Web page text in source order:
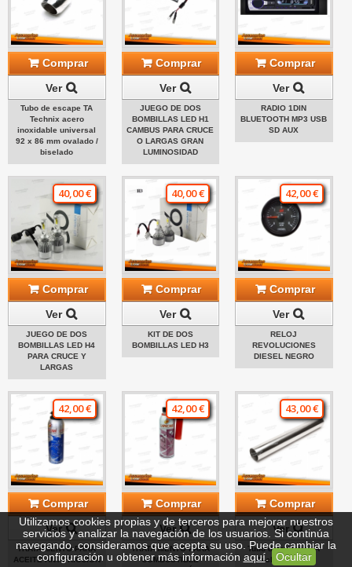
Comprar
Ver
Tubo de escape TA
Technix acero
inoxidable universal
92 x 86 mm ovalado /
biselado
Comprar
Ver
JUEGO DE DOS
BOMBILLAS LED H1
CAMBUS PARA CRUCE
O LARGAS GRAN
LUMINOSIDAD
Comprar
Ver
RADIO 1DIN
BLUETOOTH MP3 USB
SD AUX
40,00 €
Comprar
Ver
JUEGO DE DOS
BOMBILLAS LED H4
PARA CRUCE Y
LARGAS
40,00 €
Comprar
Ver
KIT DE DOS
BOMBILLAS LED H3
42,00 €
Comprar
Ver
RELOJ
REVOLUCIONES
DIESEL NEGRO
42,00 €
Comprar
Ver
TRATAMIENTO PARA
ACEITE ANTIFRICCIÓN
42,00 €
Comprar
Ver
TRATAMIENTO PARA
COMBUSTIBLE
43,00 €
Comprar
Ver
Tubo de escape TA
Technix acero
Utilizamos cookies propias y de terceros para mejorar nuestros
servicios y analizar la navegación de los usuarios. Si continúa
navegando, consideramos que acepta su uso. Puede cambiar la
configuración u obtener más información aquí. Ocultar